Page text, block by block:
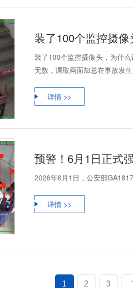
装了100个监控摄
装了100个监控摄像头，为什
无数，调取画面却总在事故发
详情 >>
预警！6月1日正式
2026年6月1日，公安部
详情 >>
1 2 3